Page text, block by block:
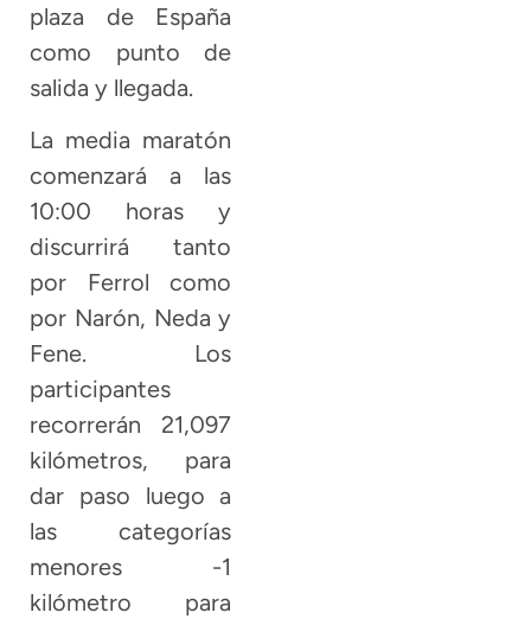
plaza de España
como punto de
salida y llegada.
La media maratón
comenzará a las
10:00 horas y
discurrirá tanto
por Ferrol como
por Narón, Neda y
Fene. Los
participantes
recorrerán 21,097
kilómetros, para
dar paso luego a
las categorías
menores -1
kilómetro para